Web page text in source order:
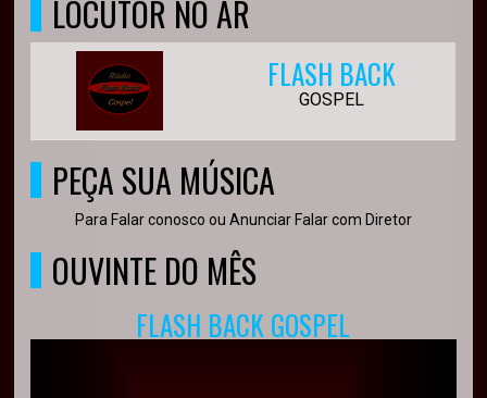
LOCUTOR NO AR
FLASH BACK
GOSPEL
PEÇA SUA MÚSICA
Para Falar conosco ou Anunciar Falar com Diretor
OUVINTE DO MÊS
FLASH BACK GOSPEL